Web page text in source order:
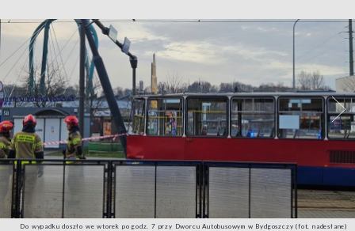
Do wypadku doszło we wtorek po godz. 7 przy Dworcu Autobusowym w Bydgoszczy (fot. nadesłane)